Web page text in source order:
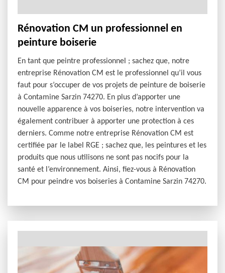
Rénovation CM un professionnel en
peinture boiserie
En tant que peintre professionnel ; sachez que, notre
entreprise Rénovation CM est le professionnel qu’il vous
faut pour s’occuper de vos projets de peinture de boiserie
à Contamine Sarzin 74270. En plus d’apporter une
nouvelle apparence à vos boiseries, notre intervention va
également contribuer à apporter une protection à ces
derniers. Comme notre entreprise Rénovation CM est
certifiée par le label RGE ; sachez que, les peintures et les
produits que nous utilisons ne sont pas nocifs pour la
santé et l’environnement. Ainsi, fiez-vous à Rénovation
CM pour peindre vos boiseries à Contamine Sarzin 74270.